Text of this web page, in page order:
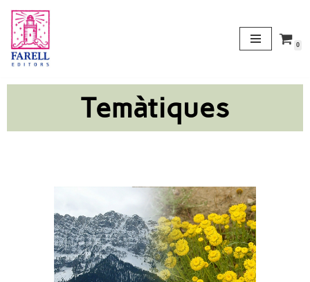
Vés
al
contingut
0
Temàtiques